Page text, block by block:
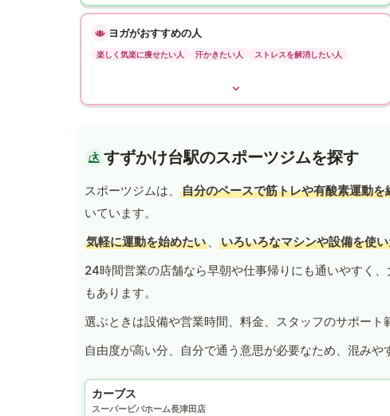
ヨガがおすすめの人
楽しく気楽に痩せたい人 汗かきたい人 ストレスを解消したい人
すずかけ台駅のスポーツジムを探す
スポーツジムは、 自分のペースで筋トレや有酸素運動を
いています。
気軽に運動を始めたい 、 いろいろなマシンや設備を使
24時間営業の店舗なら早朝や仕事帰りにも通いやすく
もあります。
選ぶときは設備や営業時間、料金、スタッフのサポート
自由度が高い分、自分で通う意思が必要なため、混み
カーブス
スーパービバホーム長津田店